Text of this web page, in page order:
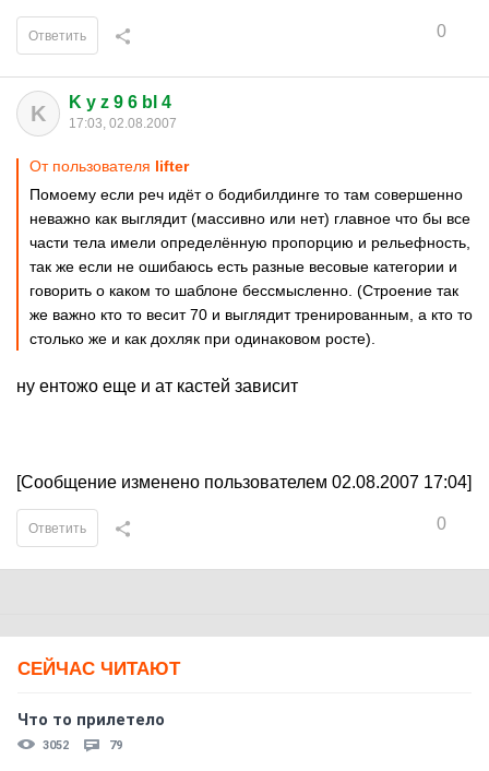
0
Ответить
K K y z 9 6 bl 4
17:03, 02.08.2007
От пользователя lifter
Помоему если реч идёт о бодибилдинге то там совершенно
неважно как выглядит (массивно или нет) главное что бы все
части тела имели определённую пропорцию и рельефность,
так же если не ошибаюсь есть разные весовые категории и
говорить о каком то шаблоне бессмысленно. (Строение так
же важно кто то весит 70 и выглядит тренированным, а кто то
столько же и как дохляк при одинаковом росте).
ну ентожо еще и ат кастей зависит
[Сообщение изменено пользователем 02.08.2007 17:04]
0
Ответить
СЕЙЧАС ЧИТАЮТ
Что то прилетело
3052 79